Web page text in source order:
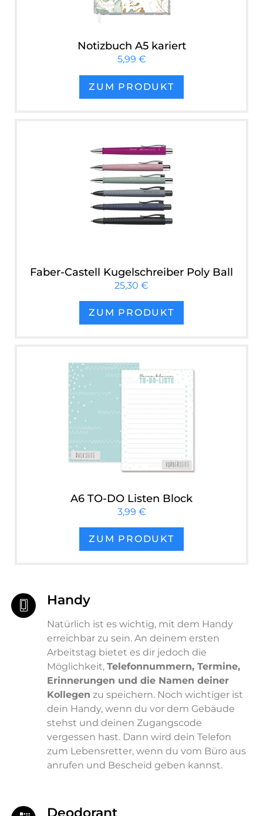
Notizbuch A5 kariert
5,99 €
ZUM PRODUKT
Faber-Castell Kugelschreiber Poly Ball
25,30 €
ZUM PRODUKT
A6 TO-DO Listen Block
3,99 €
ZUM PRODUKT
Handy
Natürlich ist es wichtig, mit dem Handy
erreichbar zu sein. An deinem ersten
Arbeitstag bietet es dir jedoch die
Möglichkeit, Telefonnummern, Termine,
Erinnerungen und die Namen deiner
Kollegen zu speichern. Noch wichtiger ist
dein Handy, wenn du vor dem Gebäude
stehst und deinen Zugangscode
vergessen hast. Dann wird dein Telefon
zum Lebensretter, wenn du vom Büro aus
anrufen und Bescheid geben kannst.